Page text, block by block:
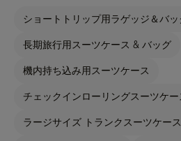
ショートトリップ用ラゲッジ＆バ
長期旅行用スーツケース & バッグ
機内持ち込み用スーツケース
チェックインローリングスーツケー
ラージサイズ トランクスーツケース